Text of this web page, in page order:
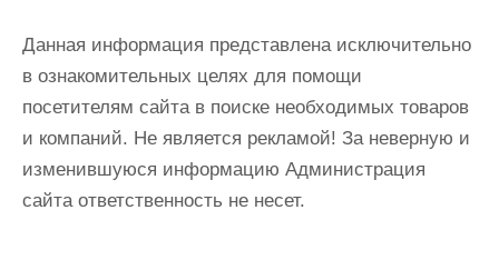
Данная информация представлена исключительно
в ознакомительных целях для помощи
посетителям сайта в поиске необходимых товаров
и компаний. Не является рекламой! За неверную и
изменившуюся информацию Администрация
сайта ответственность не несет.